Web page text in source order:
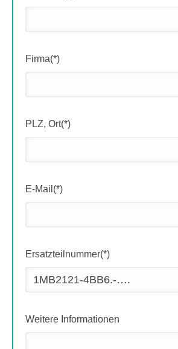
Firma(*)
PLZ, Ort(*)
E-Mail(*)
Ersatzteilnummer(*)
Weitere Informationen